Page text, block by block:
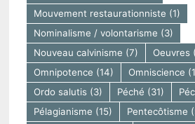
Mouvement restaurationniste (1)
Nominalisme / volontarisme (3)
Nouveau calvinisme (7) Oeuvres
Omnipotence (14) Omniscience
Ordo salutis(3) Péché (31)
Pélagianisme (15) Pentecôtisme